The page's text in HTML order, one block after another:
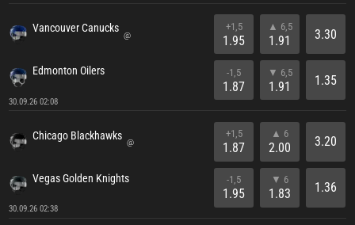
Vancouver Canucks
@
Edmonton Oilers
30.09.26 02:08
+1,5
1.95
-1,5
1.87
▲ 6,5
1.91
▼ 6,5
1.91
3.30
1.35
Chicago Blackhawks
@
Vegas Golden Knights
30.09.26 02:38
+1,5
1.87
-1,5
1.95
▲ 6
2.00
▼ 6
1.83
3.20
1.36